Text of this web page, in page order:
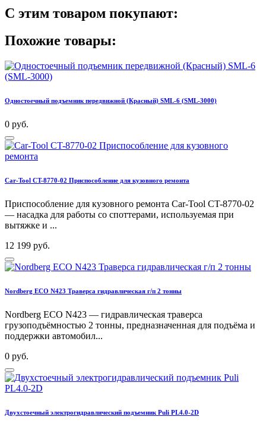
С этим товаром покупают:
Похожие товары:
Одностоечный подъемник передвижной (Красный) SML-6 (SML-3000)
0 руб.
Car-Tool CT-8770-02 Приспособление для кузовного ремонта
Приспособление для кузовного ремонта Car-Tool CT-8770-02
— насадка для работы со споттерами, используемая при
вытяжке и ...
12 199 руб.
Nordberg ECO N423 Траверса гидравлическая г/п 2 тонны
Nordberg ECO N423 — гидравлическая траверса
грузоподъёмностью 2 тонны, предназначенная для подъёма и
поддержки автомобил...
0 руб.
Двухстоечный электрогидравлический подъемник Puli PL4.0-2D